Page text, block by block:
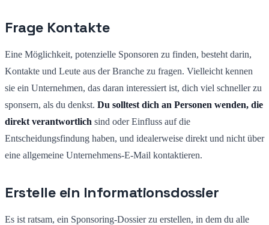
Frage Kontakte
Eine Möglichkeit, potenzielle Sponsoren zu finden, besteht darin,
Kontakte und Leute aus der Branche zu fragen. Vielleicht kennen
sie ein Unternehmen, das daran interessiert ist, dich viel schneller zu
sponsern, als du denkst. Du solltest dich an Personen wenden, die
direkt verantwortlich sind oder Einfluss auf die
Entscheidungsfindung haben, und idealerweise direkt und nicht über
eine allgemeine Unternehmens-E-Mail kontaktieren.
Erstelle ein Informationsdossier
Es ist ratsam, ein Sponsoring-Dossier zu erstellen, in dem du alle